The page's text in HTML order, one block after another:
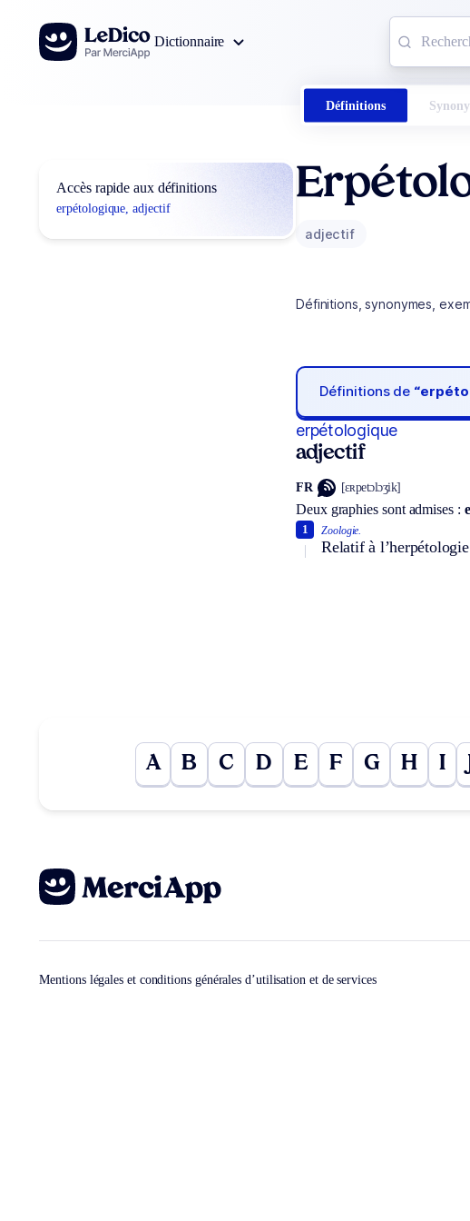
Aller au contenu
Dictionnaire
Définitions
Accès rapide aux définitions
erpétologique, adjectif
adjectif
Définitions, synonymes,
Définitions de
erpétologique
adjectif
FR [ɛʀpetɔlɔʒik]
Deux graphies sont admises :
Zoologie.
Relatif à
1
A B C D E F G H I
Mentions légales et conditions générales d’utilisation et de services